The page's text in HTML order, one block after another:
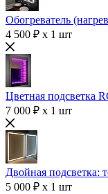
Обогреватель
4 500 ₽ x 1 шт
Цветная подсветка
7 000 ₽ x 1 шт
Двойная подсветка:
5 000 ₽ x 1 шт